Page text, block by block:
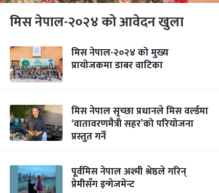
मिस नेपाल-२०२४ को आवेदन खुला
मिस नेपाल-२०२४ को मुख्य
प्रायोजकमा डाबर वाटिका
मिस नेपाल सृच्छा प्रधानले मिस वर्ल्डमा
‘वातावरणमैत्री सहर’को परियोजना
प्रस्तुत गर्ने
पूर्वमिस नेपाल अश्मी श्रेष्ठले गरिन्
प्रेमीसँग इन्गेजमेन्ट